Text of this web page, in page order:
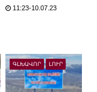
11:23-10.07.23
ԳԼԽԱՎՈՐ ԼՈՒՐ